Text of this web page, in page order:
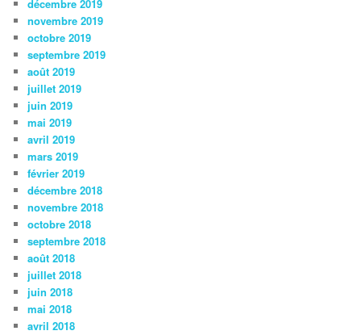
décembre 2019
novembre 2019
octobre 2019
septembre 2019
août 2019
juillet 2019
juin 2019
mai 2019
avril 2019
mars 2019
février 2019
décembre 2018
novembre 2018
octobre 2018
septembre 2018
août 2018
juillet 2018
juin 2018
mai 2018
avril 2018